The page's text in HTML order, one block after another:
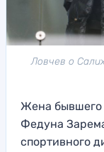
Ловчев о
Жена бывшего
Федуна
спортивного